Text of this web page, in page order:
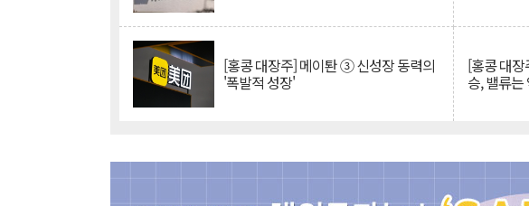
[홍콩 대장주] 메이퇀 ③ 신성장 동력의
'폭발적 성장'
[홍콩 대
승, 밸류는